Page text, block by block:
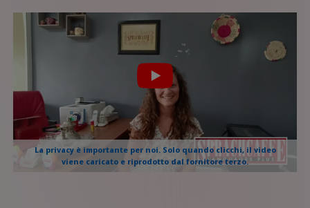
La privacy è importante per noi. Solo quando clicchi, il video
viene caricato e riprodotto dal fornitore terzo.